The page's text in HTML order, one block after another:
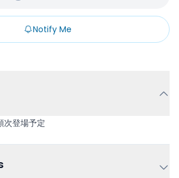
Notify Me
次登場予定